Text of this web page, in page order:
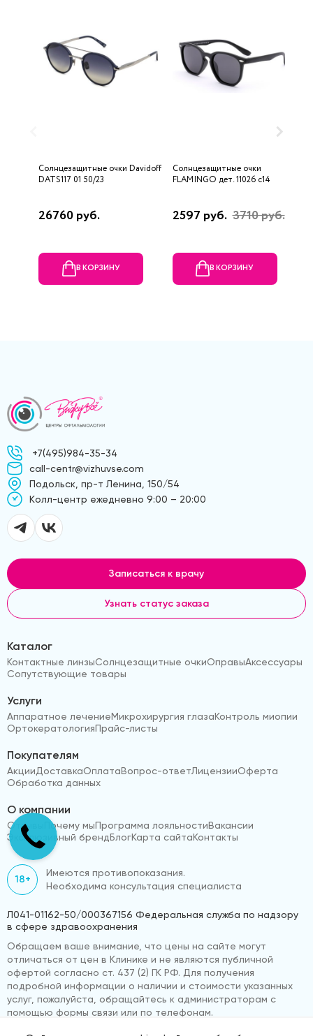
Солнцезащитные очки Davidoff
DATS117 01 50/23
26760 руб.
В КОРЗИНУ
Солнцезащитные очки
FLAMINGO дет. 11026 c14
2597 руб. 3710 руб.
В КОРЗИНУ
+7(495)984-35-34
call-centr@vizhuvse.com
Подольск, пр-т Ленина, 150/54
Kолл-центр ежедневно 9:00 – 20:00
Записаться к врачу
Узнать статус заказа
Каталог
Контактные линзыСолнцезащитные очкиОправыАксессуары
Сопутствующие товары
Услуги
Аппаратное лечениеМикрохирургия глазаКонтроль миопии
ОртокератологияПрайс-листы
Покупателям
АкцииДоставкаОплатаВопрос-ответЛицензииОферта
Обработка данных
О компании
Отзывы Почему мыПрограмма лояльностиВакансии
Эксклюзивный брендБлогКарта сайтаКонтакты
18+
Имеются противопоказания.
Необходима консультация специалиста
Л041-01162-50/000367156 Федеральная служба по надзору
в сфере здравоохранения
Обращаем ваше внимание, что цены на сайте могут
отличаться от цен в Клинике и не являются публичной
офертой согласно ст. 437 (2) ГК РФ. Для получения
подробной информации о наличии и стоимости указанных
услуг, пожалуйста, обращайтесь к администраторам с
помощью формы связи или по телефонам.